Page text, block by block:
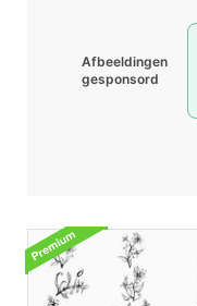
Afbeeldingen
gesponsord